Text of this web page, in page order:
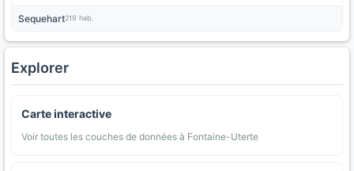
Sequehart219 hab.
Explorer
Carte interactive
Voir toutes les couches de données à Fontaine-Uterte